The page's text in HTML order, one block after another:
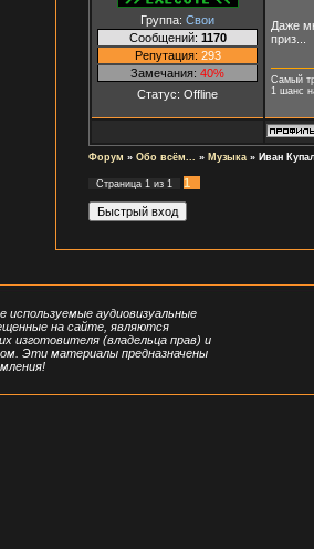
Группа: Свои
Сообщений: 1170
Репутация: 293
Замечания: 40%
Статус: Offline
Даже
приз...
Самый
1 шанс
Форум » Обо всём... » Музыка » Иван
Страница 1 из 1 1
используемые аудиовизуальные
на сайте, являются
изготовителя (владельца прав) и
Эти материалы предназначены